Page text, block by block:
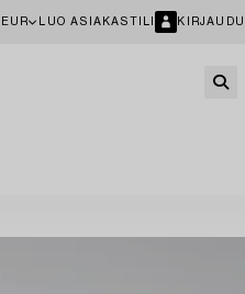
EUR LUO ASIAKASTILI KIRJAUDU